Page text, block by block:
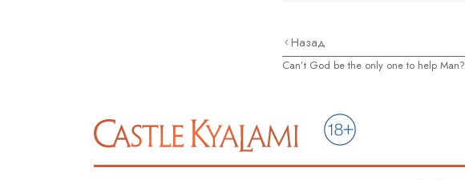
Назад
Can’t God be the only one to help Man?